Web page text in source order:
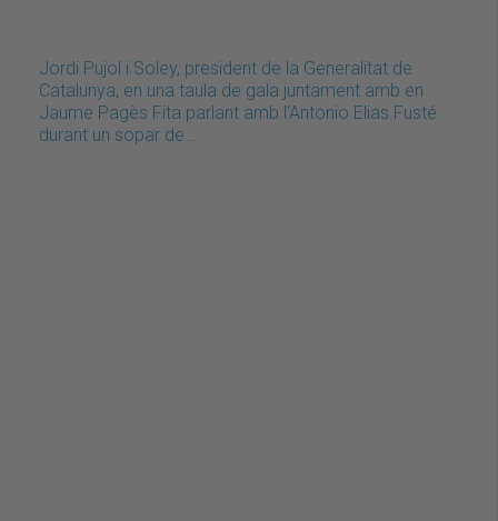
Jordi Pujol i Soley, president de la Generalitat de
Catalunya, en una taula de gala juntament amb en
Jaume Pagès Fita parlant amb l'Antonio Elias Fusté
durant un sopar de…